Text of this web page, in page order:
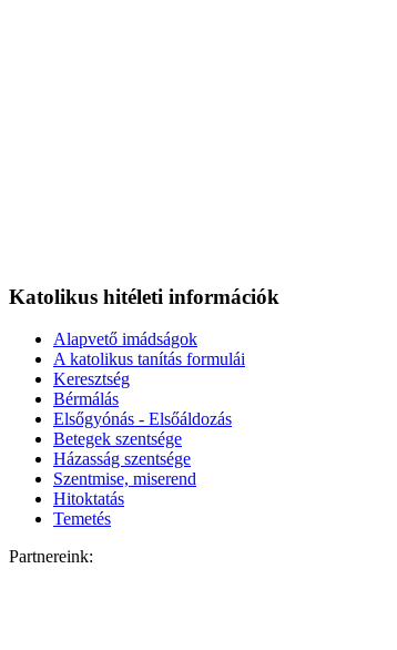
Katolikus hitéleti információk
Alapvető imádságok
A katolikus tanítás formulái
Keresztség
Bérmálás
Elsőgyónás - Elsőáldozás
Betegek szentsége
Házasság szentsége
Szentmise, miserend
Hitoktatás
Temetés
Partnereink: